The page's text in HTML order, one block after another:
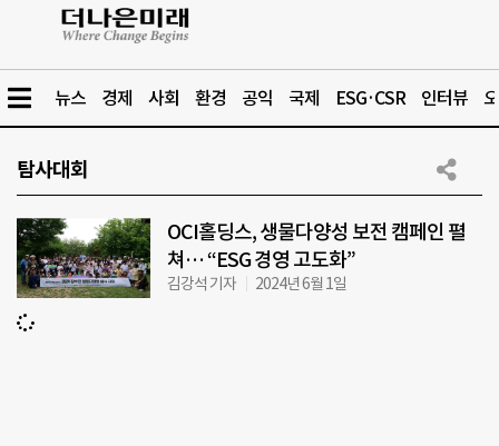
뉴스 경제 사회 환경 공익 국제 ESG·CSR 인터뷰
탐사대회
OCI홀딩스, 생물다양성 보전 캠페인 펼
쳐… “ESG 경영 고도화”
김강석 기자 2024년 6월 1일